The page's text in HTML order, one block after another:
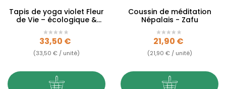
Tapis de yoga violet Fleur
de Vie – écologique &
antidérapant
Prix
33,50 €
(33,50 € / unité)
Coussin de méditation
Népalais - Zafu
Prix
21,90 €
(21,90 € / unité)